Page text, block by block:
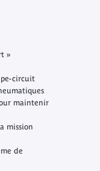
»
circuit
maintenir
mission
de